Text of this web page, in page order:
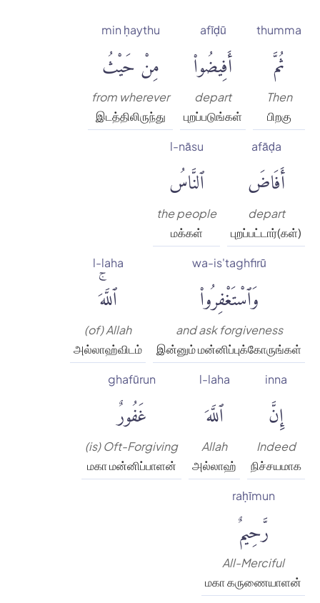
thumma
ثُمَّ
Then
பிறகு
afīḍū
أَفِيضُوا۟
depart
புறப்படுங்கள்
min ḥaythu
مِنْ حَيْثُ
from wherever
இடத்திலிருந்து
afāḍa
أَفَاضَ
depart
புறப்பட்டார்(கள்)
l-nāsu
ٱلنَّاسُ
the people
மக்கள்
wa-is'taghfirū
وَٱسْتَغْفِرُوا۟
and ask forgiveness
இன்னும் மன்னிப்புக்கோருங்கள்
l-laha
ٱللَّهَۚ
(of) Allah
அல்லாஹ்விடம்
inna
إِنَّ
Indeed
நிச்சயமாக
l-laha
ٱللَّهَ
Allah
அல்லாஹ்
ghafūrun
غَفُورٌ
(is) Oft-Forgiving
மகா மன்னிப்பாளன்
raḥīmun
رَّحِيمٌ
All-Merciful
மகா கருணையாளன்